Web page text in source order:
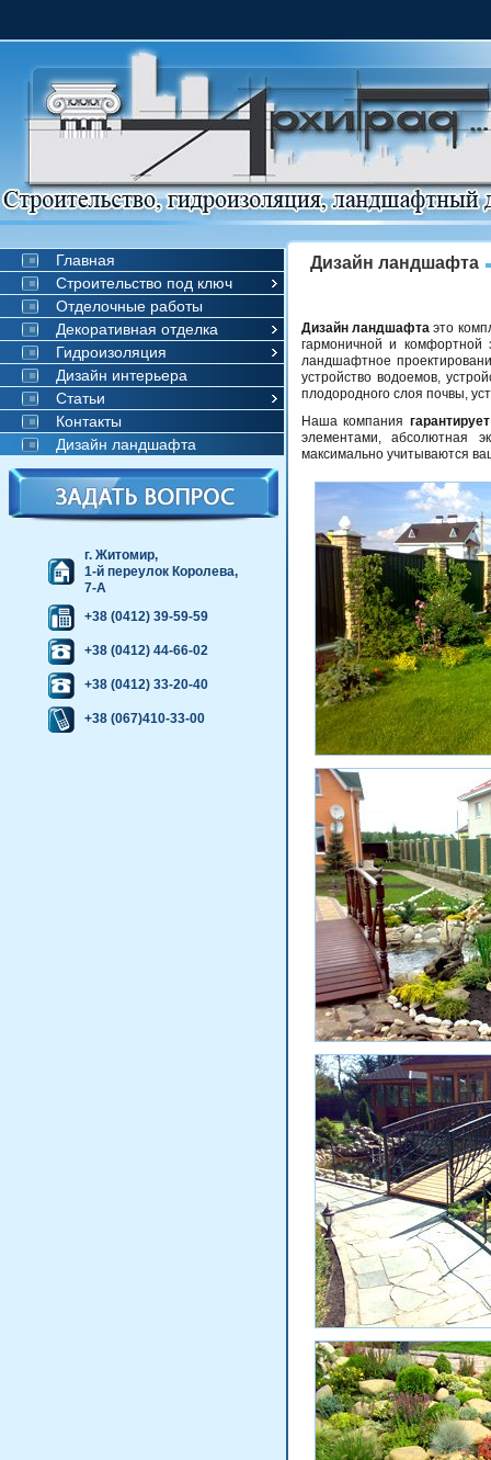
Главная
Строительство под ключ
Отделочные работы
Декоративная отделка
Гидроизоляция
Дизайн интерьера
Статьи
Контакты
Дизайн ландшафта
г. Житомир,
1-й переулок Королева,
7-А
+38 (0412) 39-59-59
+38 (0412) 44-66-02
+38 (0412) 33-20-40
+38 (067)410-33-00
Дизайн ландшафта
Дизайн ландшафтаэто
гармоничной и комфортной
ландшафтное
устройство водоемов,
плодородного слоя почвы,
Наша компания гарантирует
элементами, абсолютная
максимально учитываются